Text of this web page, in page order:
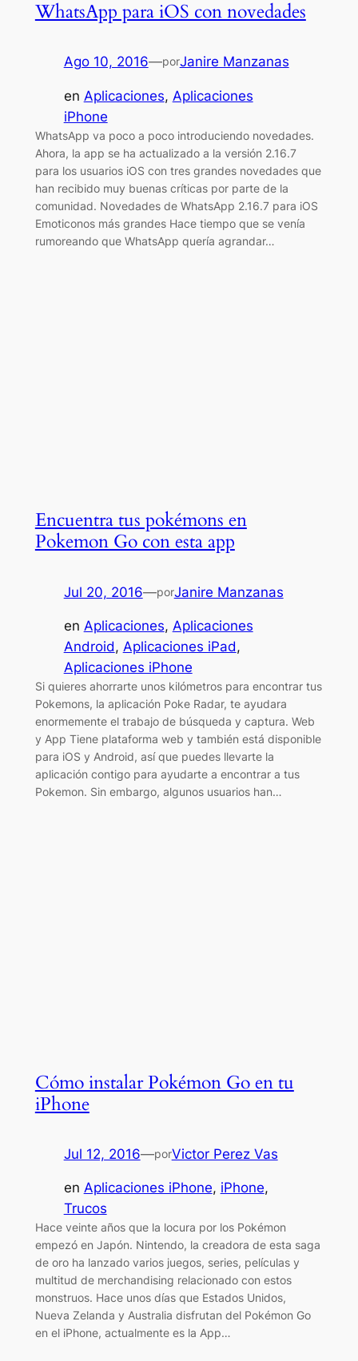
WhatsApp para iOS con novedades
Ago 10, 2016—porJanire Manzanas
en Aplicaciones, Aplicaciones
iPhone
WhatsApp va poco a poco introduciendo novedades.
Ahora, la app se ha actualizado a la versión 2.16.7
para los usuarios iOS con tres grandes novedades que
han recibido muy buenas críticas por parte de la
comunidad. Novedades de WhatsApp 2.16.7 para iOS
Emoticonos más grandes Hace tiempo que se venía
rumoreando que WhatsApp quería agrandar…
Encuentra tus pokémons en
Pokemon Go con esta app
Jul 20, 2016—porJanire Manzanas
en Aplicaciones, Aplicaciones
Android, Aplicaciones iPad
Aplicaciones iPhone
Si quieres ahorrarte unos kilómetros para encontrar tus
Pokemons, la aplicación Poke Radar, te ayudara
enormemente el trabajo de búsqueda y captura. Web
y App Tiene plataforma web y también está disponible
para iOS y Android, así que puedes llevarte la
aplicación contigo para ayudarte a encontrar a tus
Pokemon. Sin embargo, algunos usuarios han…
Cómo instalar Pokémon Go en tu
iPhone
Jul 12, 2016—porVictor Perez Vas
en Aplicaciones iPhone, iPhone
Trucos
Hace veinte años que la locura por los Pokémon
empezó en Japón. Nintendo, la creadora de esta saga
de oro ha lanzado varios juegos, series, películas y
multitud de merchandising relacionado con estos
monstruos. Hace unos días que Estados Unidos,
Nueva Zelanda y Australia disfrutan del Pokémon Go
en el iPhone, actualmente es la App…